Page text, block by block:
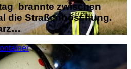
brannte zwischen
die Straßenböschung.